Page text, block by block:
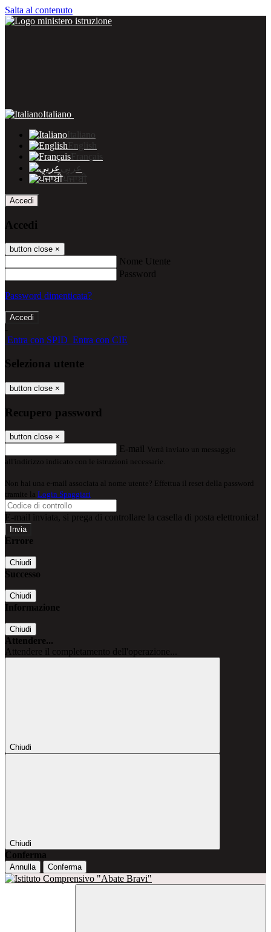
Salta al contenuto
Italiano
Italiano
English
Français
عربى
ਪੰਜਾਬੀ
Accedi
Accedi
button close ×
Nome Utente
Password
Password dimenticata?
-
Entra con SPID Entra con CIE
Seleziona utente
button close ×
Recupero password
button close ×
E-mail Verrà inviato un messaggio
all'indirizzo indicato con le istruzioni necessarie.
Non hai una e-mail associata al nome utente? Effettua il reset della password
tramite la Login Spaggiari
E-mail inviata, si prega di controllare la casella di posta elettronica!
Errore
Chiudi
Successo
Chiudi
Informazione
Chiudi
Attendere...
Attendere il completamento dell'operazione...
Chiudi
Chiudi
Conferma
Annulla Conferma